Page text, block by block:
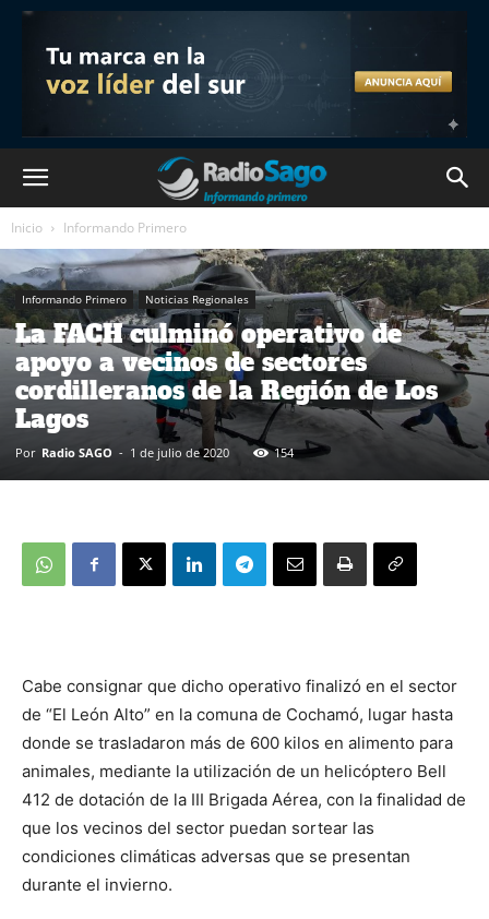
Inicio Informando Primero
Informando Primero Noticias Regionales
La FACH culminó operativo de
apoyo a vecinos de sectores
cordilleranos de la Región de Los
Lagos
Por Radio SAGO - 1 de julio de 2020 154
Cabe consignar que dicho operativo finalizó en el sector
de “El León Alto” en la comuna de Cochamó, lugar hasta
donde se trasladaron más de 600 kilos en alimento para
animales, mediante la utilización de un helicóptero Bell
412 de dotación de la III Brigada Aérea, con la finalidad de
que los vecinos del sector puedan sortear las
condiciones climáticas adversas que se presentan
durante el invierno.